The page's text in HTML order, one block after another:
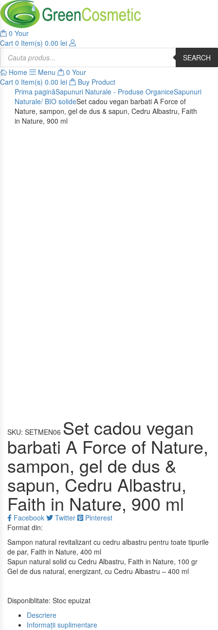
0 Your
Cart 0 Item(s) 0.00 lei
Products
search
SEARCH
Home
Menu 0 Your
Cart 0 Item(s) 0.00 lei
Buy Product
Prima paginăSapunuri Naturale - Produse OrganiceSapunuri
Naturale/ BIO solideSet cadou vegan barbati A Force of
Nature, sampon, gel de dus & sapun, Cedru Albastru, Faith
in Nature, 900 ml
SKU: SETMEN06 Set cadou vegan
barbati A Force of Nature,
sampon, gel de dus &
sapun, Cedru Albastru,
Faith in Nature, 900 ml
Facebook Twitter
Pinterest
Format din:
Sampon natural revitalizant cu cedru albastru pentru toate tipurile
de par, Faith in Nature, 400 ml
Sapun natural solid cu Cedru Albastru, Faith in Nature, 100 gr
Gel de dus natural, energizant, cu Cedru Albastru – 400 ml
Disponiblitate: Stoc epuizat
Descriere
Informații suplimentare